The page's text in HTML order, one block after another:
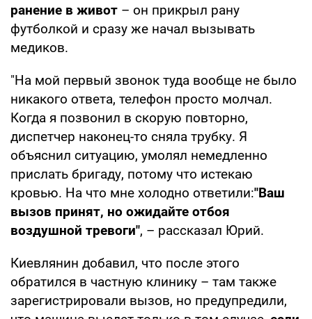
ранение в живот – он прикрыл рану
футболкой и сразу же начал вызывать
медиков.
"На мой первый звонок туда вообще не было
никакого ответа, телефон просто молчал.
Когда я позвонил в скорую повторно,
диспетчер наконец-то сняла трубку. Я
объяснил ситуацию, умолял немедленно
прислать бригаду, потому что истекаю
кровью. На что мне холодно ответили:"Ваш
вызов принят, но ожидайте отбоя
воздушной тревоги", – рассказал Юрий.
Киевлянин добавил, что после этого
обратился в частную клинику – там также
зарегистрировали вызов, но предупредили,